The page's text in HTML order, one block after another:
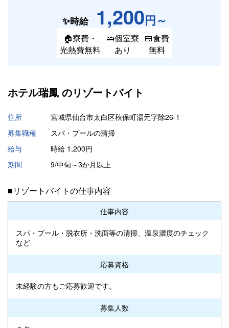
✨時給 1,200円～
🏠寮費・
光熱費無料
🛌個室寮
あり
🍱食費
無料
ホテル瑞鳳 のリゾートバイト
住所
宮城県仙台市太白区秋保町湯元字除26-1
募集職種
スパ・プールの清掃
給与
時給 1,200円
期間
9/中旬～3か月以上
■リゾートバイトの仕事内容
仕事内容
スパ・プール・脱衣所・洗面等の清掃、温泉濃度のチェック
など
応募資格
未経験の方もご応募歓迎です。
募集人数